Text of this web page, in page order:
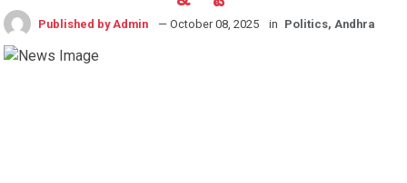
Published by Admin — October 08, 2025 in Politics, Andhra